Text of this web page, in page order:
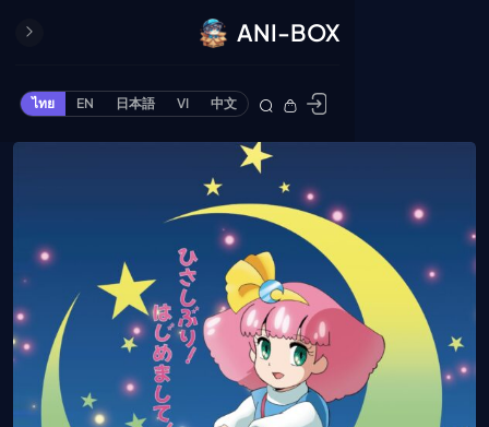
ข้ามไปยังเนื้อหา
ANI-BOX
ไทย EN 日本語 VI 中文
ปิด
ONE PIECE
Cardgame
Collection
Deck Builder
My-Collection
Deck Library
Deck Share
PREMIUM SERVICE
ทีวีออนไลน์
แนะนำรายการทีวี